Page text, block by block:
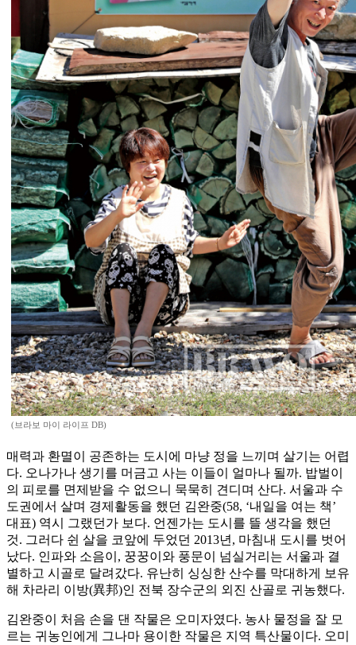
(브라보 마이 라이프 DB)
매력과 환멸이 공존하는 도시에 마냥 정을 느끼며 살기는 어렵
다. 오나가나 생기를 머금고 사는 이들이 얼마나 될까. 밥벌이
의 피로를 면제받을 수 없으니 묵묵히 견디며 산다. 서울과 수
도권에서 살며 경제활동을 했던 김완중(58, ‘내일을 여는 책’
대표) 역시 그랬던가 보다. 언젠가는 도시를 뜰 생각을 했던
것. 그러다 쉰 살을 코앞에 두었던 2013년, 마침내 도시를 벗어
났다. 인파와 소음이, 꿍꿍이와 풍문이 넘실거리는 서울과 결
별하고 시골로 달려갔다. 유난히 싱싱한 산수를 막대하게 보유
해 차라리 이방(異邦)인 전북 장수군의 외진 산골로 귀농했다.
김완중이 처음 손을 댄 작물은 오미자였다. 농사 물정을 잘 모
르는 귀농인에게 그나마 용이한 작물은 지역 특산물이다. 오미